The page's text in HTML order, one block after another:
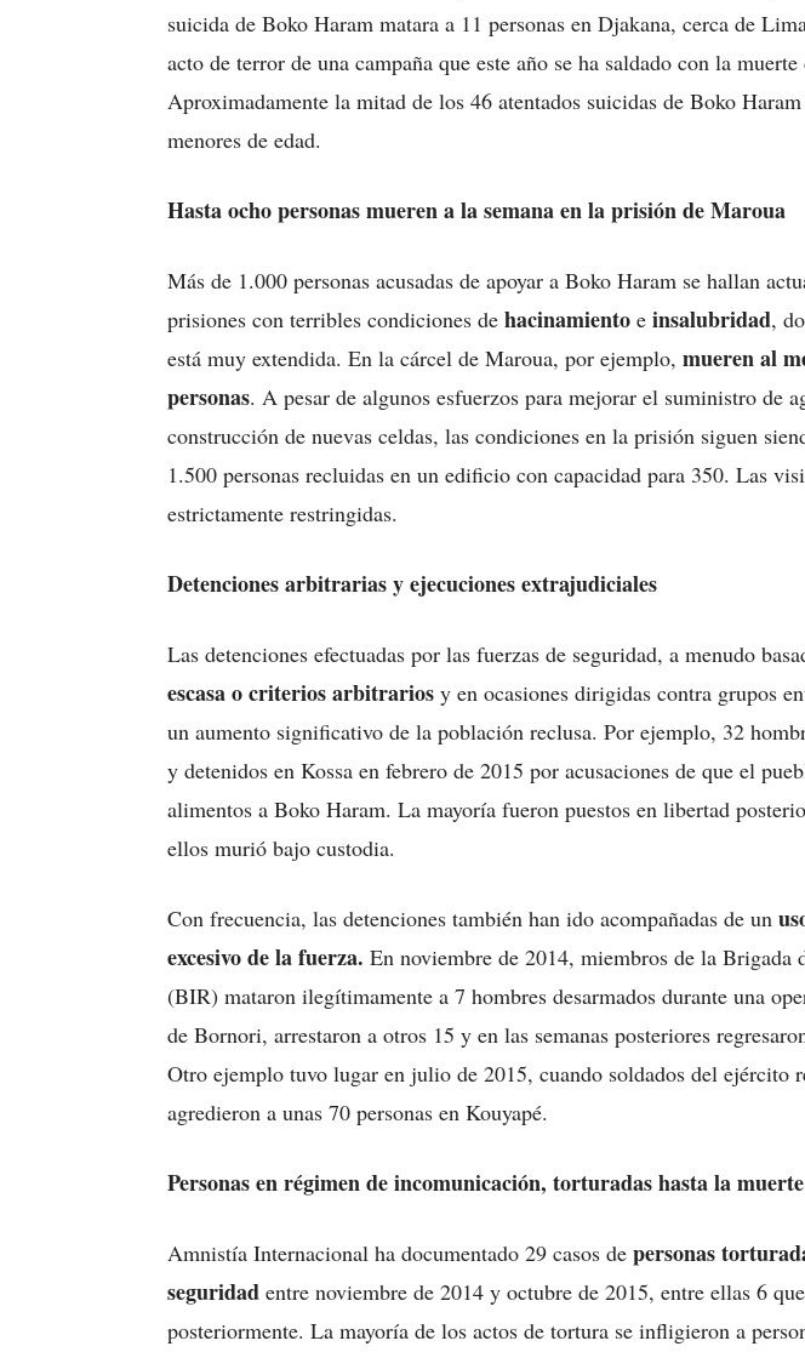
suicida de Boko Haram matara a 11 personas en Djakana, cerca de
acto de terror de una campaña que este año se ha saldado con la
Aproximadamente la mitad de los 46 atentados suicidas de Boko
menores de edad.
Hasta ocho personas mueren a la semana en la prisión de Maroua
Más de 1.000 personas acusadas de apoyar a Boko Haram se hallan
prisiones con terribles condiciones de hacinamiento e insalubridad,
está muy extendida. En la cárcel de Maroua, por ejemplo, mueren al
personas. A pesar de algunos esfuerzos para mejorar el suministro de
construcción de nuevas celdas, las condiciones en la prisión siguen
1.500 personas recluidas en un edificio con capacidad para 350. Las
estrictamente restringidas.
Detenciones arbitrarias y ejecuciones extrajudiciales
Las detenciones efectuadas por las fuerzas de seguridad, a menudo
escasa o criterios arbitrarios y en ocasiones dirigidas contra grupos
un aumento significativo de la población reclusa. Por ejemplo, 32
y detenidos en Kossa en febrero de 2015 por acusaciones de que el
alimentos a Boko Haram. La mayoría fueron puestos en libertad
ellos murió bajo custodia.
Con frecuencia, las detenciones también han ido acompañadas de un
excesivo de la fuerza. En noviembre de 2014, miembros de la Brigada
(BIR) mataron ilegítimamente a 7 hombres desarmados durante una
de Bornori, arrestaron a otros 15 y en las semanas posteriores
Otro ejemplo tuvo lugar en julio de 2015, cuando soldados del ejército
agredieron a unas 70 personas en Kouyapé.
Personas en régimen de incomunicación, torturadas hasta la muerte
Amnistía Internacional ha documentado 29 casos de personas
seguridad entre noviembre de 2014 y octubre de 2015, entre ellas 6
posteriormente. La mayoría de los actos de tortura se infligieron a